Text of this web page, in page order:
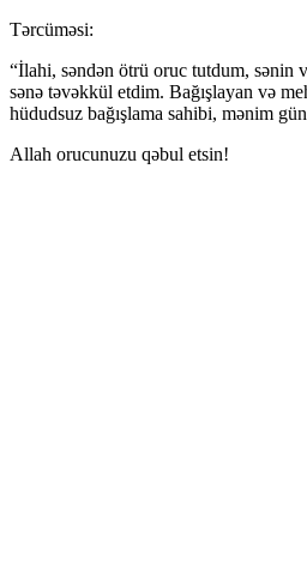
Tərcüməsi:
“İlahi, səndən ötrü oruc tutdum, sənin
sənə təvəkkül etdim. Bağışlayan və
hüdudsuz bağışlama sahibi, mənim
Allah orucunuzu qəbul etsin!